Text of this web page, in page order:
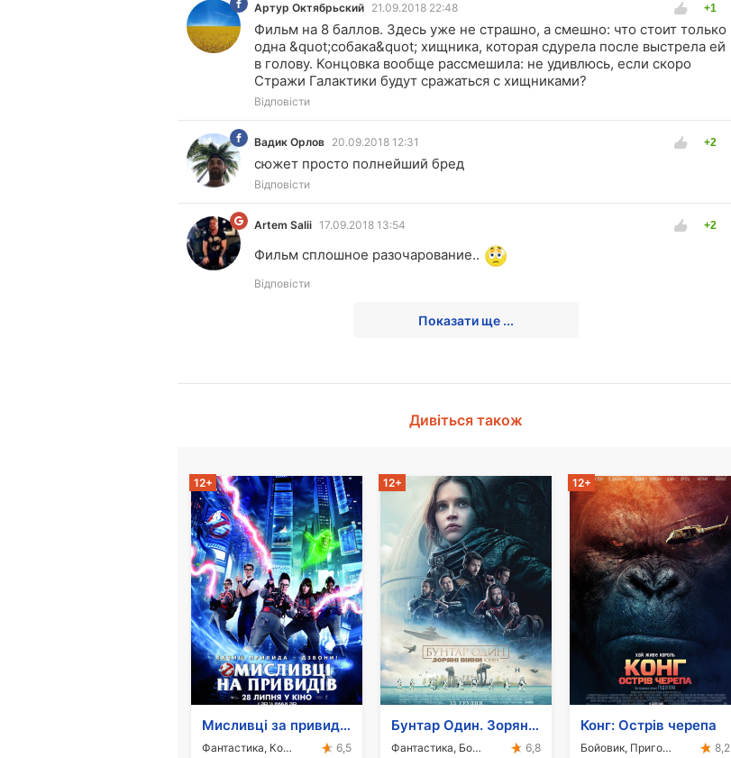
АО
Артур Октябрьский 21.09.2018 22:48
Фильм на 8 баллов. Здесь уже не страшно, а смешно: что стоит только
одна &quot;собака&quot; хищника, которая сдурела после выстрела ей
в голову. Концовка вообще рассмешила: не удивлюсь, если скоро
Стражи Галактики будут сражаться с хищниками?
Відповісти
ВО
Вадик Орлов 20.09.2018 12:31
сюжет просто полнейший бред
Відповісти
AS
Artem Salii 17.09.2018 13:54
Фильм сплошное разочарование..
Відповісти
Показати ще ...
Дивіться також
12+
Мисливці за привидами
Фантастика, Комедія, Бойовик
6,5
12+
Бунтар Один. Зоряні Війни. Історія
Фантастика, Бойовик, Пригоди, Фентезі
6,8
12+
Конг: Острів черепа
Бойовик, Пригоди, Фентезі
8,2